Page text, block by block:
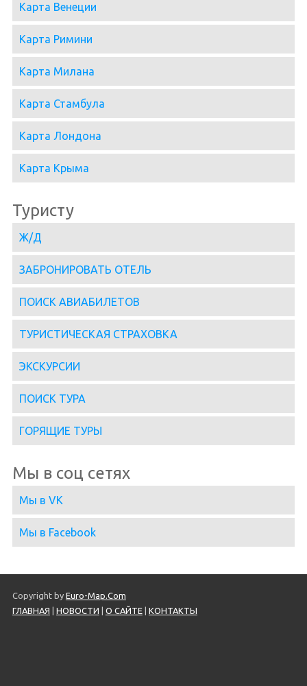
Карта Венеции
Карта Римини
Карта Милана
Карта Стамбула
Карта Лондона
Карта Крыма
Туристу
Ж/Д
ЗАБРОНИРОВАТЬ ОТЕЛЬ
ПОИСК АВИАБИЛЕТОВ
ТУРИСТИЧЕСКАЯ СТРАХОВКА
ЭКСКУРСИИ
ПОИСК ТУРА
ГОРЯЩИЕ ТУРЫ
Мы в соц сетях
Мы в VK
Мы в Facebook
Copyright by Euro-Map.Com
ГЛАВНАЯ
НОВОСТИ О САЙТЕ| КОНТАКТЫ